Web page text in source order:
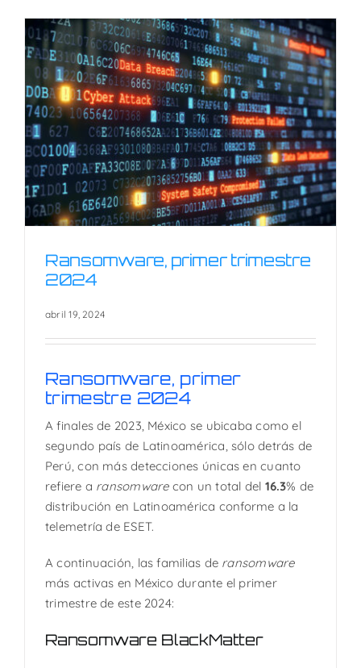
Ransomware, primer trimestre
Ransomware, primer trimestre
2024
abril 19, 2024
Ransomware, primer
trimestre 2024
A finales de 2023, México se ubicaba como el
segundo país de Latinoamérica, sólo detrás de
Perú, con más detecciones únicas en cuanto
refiere a ransomwarecon un total del 16.3% de
distribución en Latinoamérica conforme a la
telemetría de ESET.
A continuación, las familias de ransomware
más activas en México durante el primer
trimestre de este 2024:
Ransomware BlackMatter